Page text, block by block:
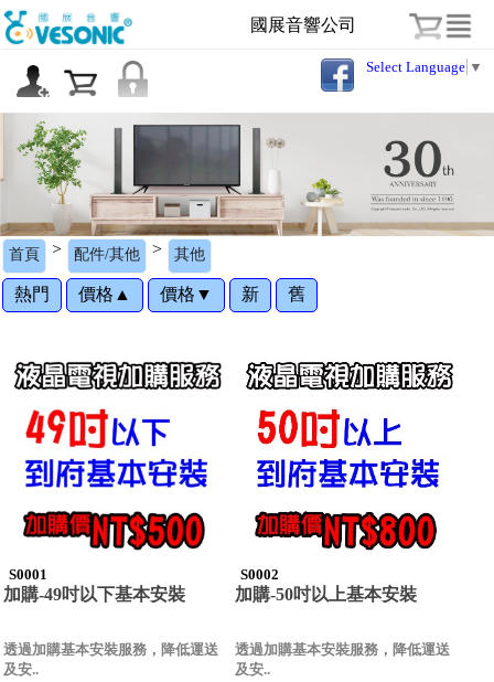
國展音響公司
Select Language ▼
首頁 > 配件/其他 > 其他
熱門 價格▲ 價格▼ 新 舊
S0001
加購-49吋以下基本安裝
透過加購基本安裝服務，降低運送
及安..
S0002
加購-50吋以上基本安裝
透過加購基本安裝服務，降低運送
及安..